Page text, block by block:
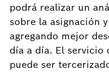
podrá realizar un
sobre la asignación
agregando mejor
día a día. El servicio
puede ser